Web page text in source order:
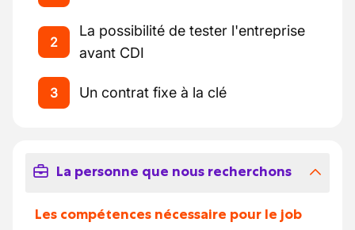
2
La possibilité de tester l'entreprise
avant CDI
3 Un contrat fixe à la clé
La personne que nous recherchons
Les compétences nécessaire pour le job